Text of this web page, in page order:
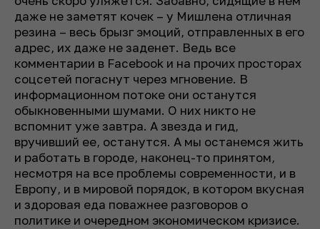
даже не заметят кочек – у Мишлена отличная
резина – весь брызг эмоций, отправленных в его
адрес, их даже не заденет. Ведь все
комментарии в Facebook и на прочих просторах
соцсетей погаснут через мгновение. В
информационном потоке они останутся
обыкновенными шумами. О них никто не
вспомнит уже завтра. А звезда и гид,
вручивший ее, останутся. А мы останемся жить
и работать в городе, наконец-то принятом,
несмотря на все проблемы современности, и в
Европу, и в мировой порядок, в котором вкусная
и здоровая еда поважнее разговоров о
политике и очередном экономическом кризисе.